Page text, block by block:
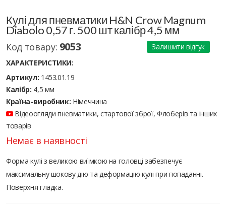
Кулі для пневматики H&N Crow Magnum
Diabolo 0,57 г. 500 шт калібр 4,5 мм
Код товару: 9053
Залишити відгук
ХАРАКТЕРИСТИКИ:
Артикул: 1453.01.19
Калібр: 4,5 мм
Країна-виробник: Німеччина
Відеоогляди пневматики, стартової зброї, Флоберів та інших
товарів
Немає в наявності
Форма кулі з великою виїмкою на головці забезпечує
максимальну шокову дію та деформацію кулі при попаданні.
Поверхня гладка.